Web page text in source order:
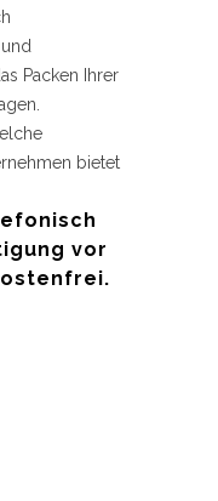
Packen Ihrer
bietet
vor